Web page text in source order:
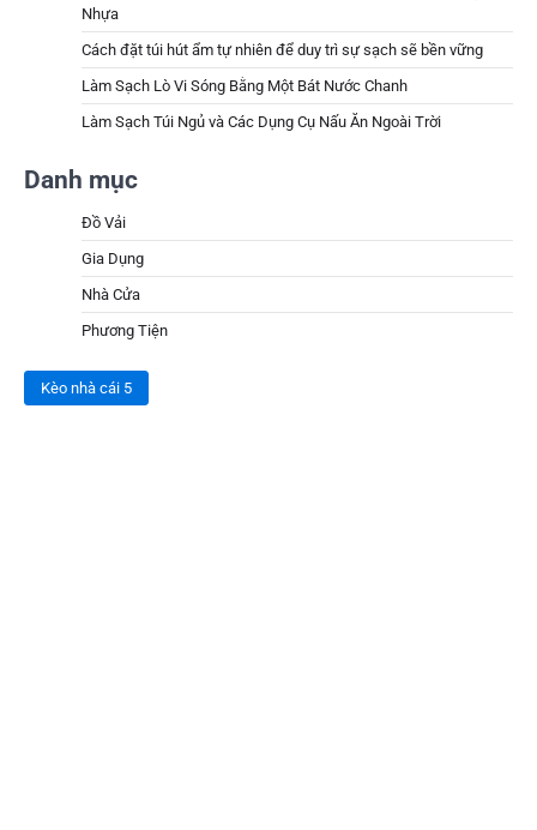
Nhựa
Cách đặt túi hút ẩm tự nhiên để duy trì sự sạch sẽ bền vững
Làm Sạch Lò Vi Sóng Bằng Một Bát Nước Chanh
Làm Sạch Túi Ngủ và Các Dụng Cụ Nấu Ăn Ngoài Trời
Danh mục
Đồ Vải
Gia Dụng
Nhà Cửa
Phương Tiện
Kèo nhà cái 5